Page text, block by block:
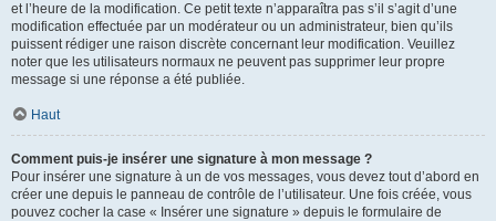
et l’heure de la modification. Ce petit texte n’apparaîtra pas s’il s’agit d’une
modification effectuée par un modérateur ou un administrateur, bien qu’ils
puissent rédiger une raison discrète concernant leur modification. Veuillez
noter que les utilisateurs normaux ne peuvent pas supprimer leur propre
message si une réponse a été publiée.
Haut
Comment puis-je insérer une signature à mon message ?
Pour insérer une signature à un de vos messages, vous devez tout d’abord en
créer une depuis le panneau de contrôle de l’utilisateur. Une fois créée, vous
pouvez cocher la case « Insérer une signature » depuis le formulaire de